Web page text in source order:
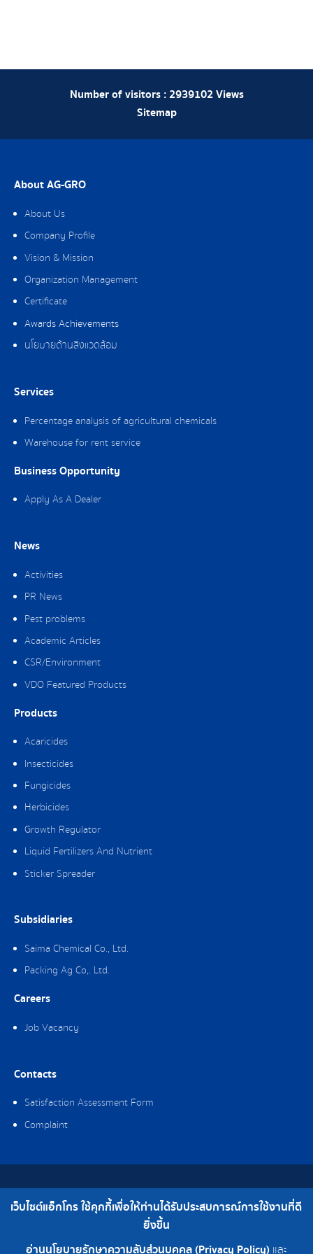
Number of visitors :2939102Views
Sitemap
About AG-GRO
About Us
Company Profile
Vision & Mission
Organization Management
Certificate
Awards Achievements
นโยบายด้านสิ่งแวดล้อม
Services
Percentage analysis of agricultural chemicals
Warehouse for rent service
Business Opportunity
Apply As A Dealer
News
Activities
PR News
Pest problems
Academic Articles
CSR/Environment
VDO Featured Products
Products
Acaricides
Insecticides
Fungicides
Herbicides
Growth Regulator
Liquid Fertilizers And Nutrient
Sticker Spreader
Subsidiaries
Saima Chemical Co., Ltd.
Packing Ag Co,. Ltd.
Careers
Job Vacancy
Contacts
Satisfaction Assessment Form
Complaint
Copyright © 2019 Ag-gro (Thailand) Co., Ltd. All Rights Reserved.
Telephone : 0-2308-2102 | Fax : 0-2308-2487
เว็บไซต์แอ็กโกร ใช้คุกกี้เพื่อให้ท่านได้รับประสบการณ์การใช้งานที่ดี
ยิ่งขึ้น
อ่านนโยบายรักษาความลับส่วนบุคคล (Privacy Policy) และ